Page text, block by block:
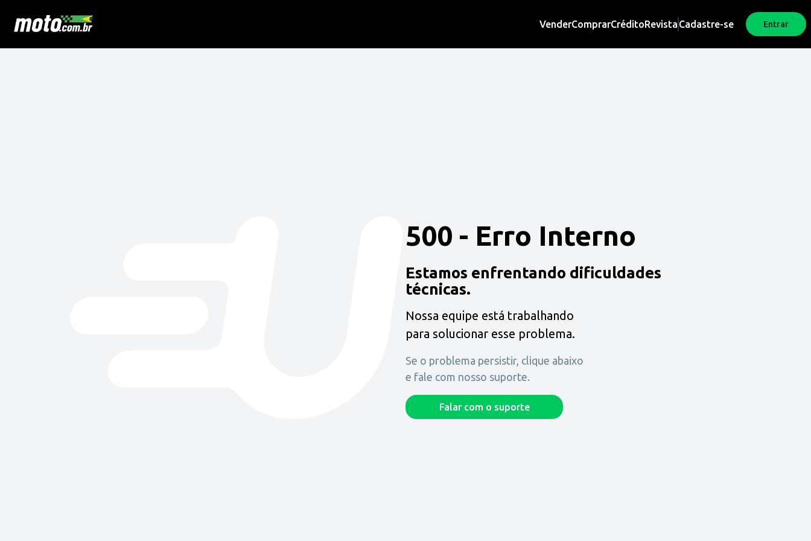
VenderComprarCréditoRevista Cadastre-se Entrar
500 - Erro Interno
Estamos enfrentando dificuldades
técnicas.
Nossa equipe está trabalhando
para solucionar esse problema.
Se o problema persistir, clique abaixo
e fale com nosso suporte.
Falar com o suporte